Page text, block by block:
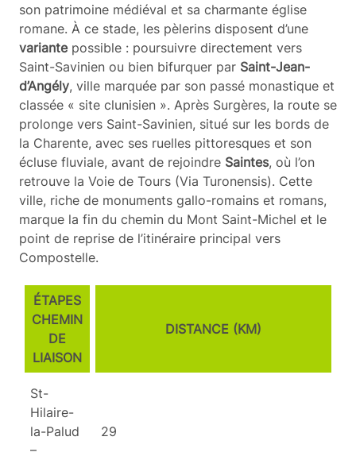
son patrimoine médiéval et sa charmante église
romane. À ce stade, les pèlerins disposent d’une
variantepossible : poursuivre directement vers
Saint-Savinien ou bien bifurquer par Saint-Jean-
d’Angély, ville marquée par son passé monastique et
classée « site clunisien ». Après Surgères, la route se
prolonge vers Saint-Savinien, situé sur les bords de
la Charente, avec ses ruelles pittoresques et son
écluse fluviale, avant de rejoindre Saintes, où l’on
retrouve la Voie de Tours (Via Turonensis). Cette
ville, riche de monuments gallo-romains et romans,
marque la fin du chemin du Mont Saint-Michel et le
point de reprise de l’itinéraire principal vers
Compostelle.
ÉTAPES
CHEMIN
DE
LIAISON
DISTANCE (KM)
St-
Hilaire-
la-Palud
–
29